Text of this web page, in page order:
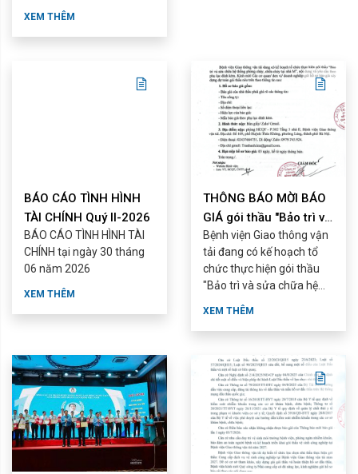
trước sảnh khu tiếp đón
khoa Khám bệnh ...
XEM THÊM
BÁO CÁO TÌNH HÌNH
TÀI CHÍNH Quý II-2026
BÁO CÁO TÌNH HÌNH TÀI
CHÍNH tại ngày 30 tháng
06 năm 2026
XEM THÊM
THÔNG BÁO MỜI BÁO
GIÁ gói thầu "Bảo trì và
sửa chữa hệ thống ...
Bệnh viện Giao thông vận
tải đang có kế hoạch tổ
chức thực hiện gói thầu
"Bảo trì và sửa chữa hệ
thống phòng cháy, chữa
XEM THÊM